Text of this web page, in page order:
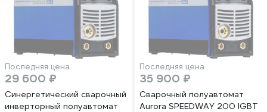
Последняя цена
29 600 ₽
Синергетический сварочный
инверторный полуавтомат
Последняя цена
35 900 ₽
Сварочный полуавтомат
Aurora SPEEDWAY 200 IGBT